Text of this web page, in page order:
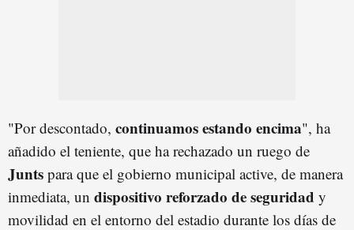
"Por descontado, continuamos estando encima", ha
añadido el teniente, que ha rechazado un ruego de
Junts para que el gobierno municipal active, de manera
inmediata, un dispositivo reforzado de seguridad y
movilidad en el entorno del estadio durante los días de